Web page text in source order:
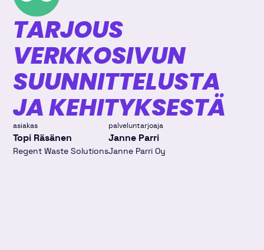
TARJOUS
VERKKOSIVUN
SUUNNITTELUSTA
JA KEHITYKSESTÄ
asiakas
Topi Räsänen
Regent Waste Solutions
palveluntarjoaja
Janne Parri
Janne Parri Oy